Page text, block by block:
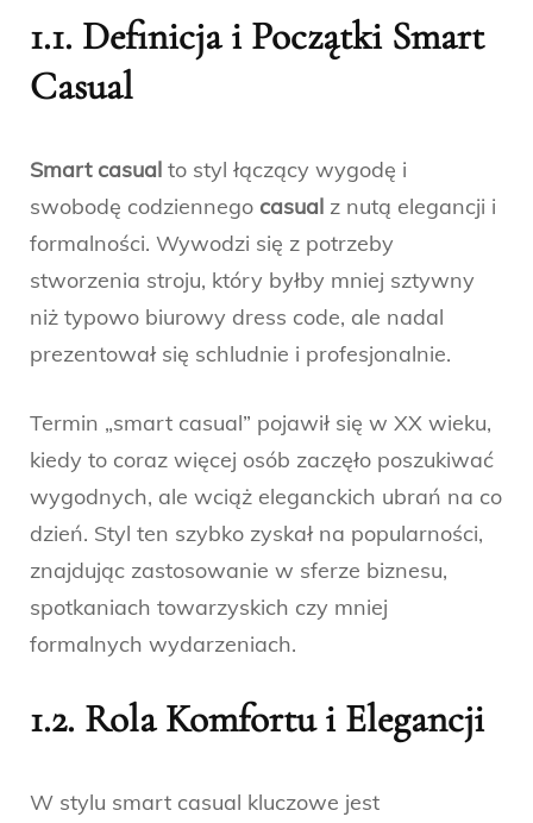
1.1. Definicja i Początki Smart
Casual
Smart casual to styl łączący wygodę i
swobodę codziennego casual z nutą elegancji i
formalności. Wywodzi się z potrzeby
stworzenia stroju, który byłby mniej sztywny
niż typowo biurowy dress code, ale nadal
prezentował się schludnie i profesjonalnie.
Termin „smart casual” pojawił się w XX wieku,
kiedy to coraz więcej osób zaczęło poszukiwać
wygodnych, ale wciąż eleganckich ubrań na co
dzień. Styl ten szybko zyskał na popularności,
znajdując zastosowanie w sferze biznesu,
spotkaniach towarzyskich czy mniej
formalnych wydarzeniach.
1.2. Rola Komfortu i Elegancji
W stylu smart casual kluczowe jest